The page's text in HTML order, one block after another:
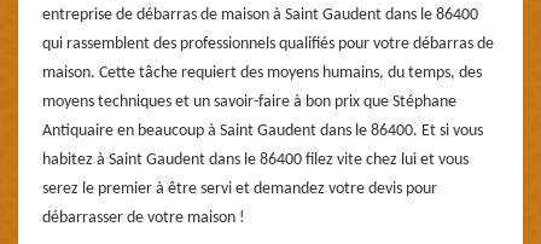
entreprise de débarras de maison à Saint Gaudent dans le 86400
qui rassemblent des professionnels qualifiés pour votre débarras de
maison. Cette tâche requiert des moyens humains, du temps, des
moyens techniques et un savoir-faire à bon prix que Stéphane
Antiquaire en beaucoup à Saint Gaudent dans le 86400. Et si vous
habitez à Saint Gaudent dans le 86400 filez vite chez lui et vous
serez le premier à être servi et demandez votre devis pour
débarrasser de votre maison !